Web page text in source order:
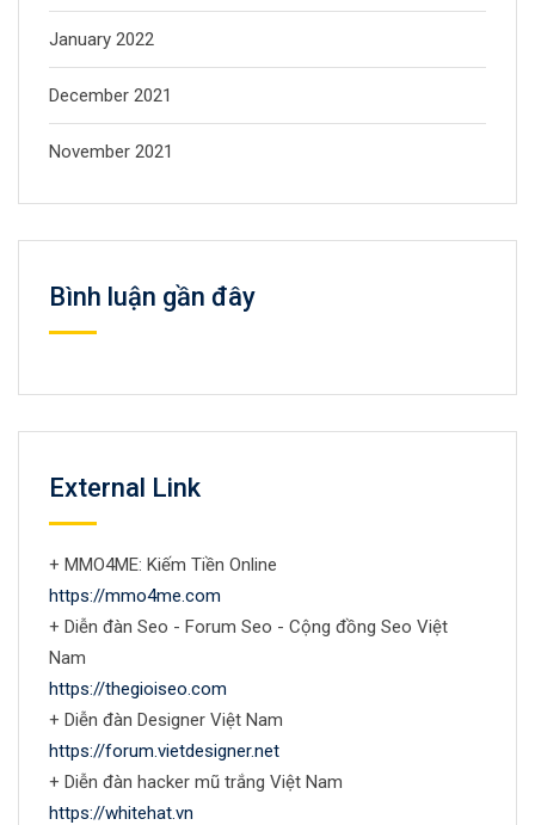
January 2022
December 2021
November 2021
Bình luận gần đây
External Link
+ MMO4ME: Kiếm Tiền Online
https://mmo4me.com
+ Diễn đàn Seo - Forum Seo - Cộng đồng Seo Việt
Nam
https://thegioiseo.com
+ Diễn đàn Designer Việt Nam
https://forum.vietdesigner.net
+ Diễn đàn hacker mũ trắng Việt Nam
https://whitehat.vn